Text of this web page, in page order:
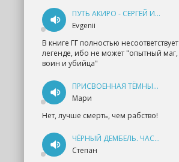
ПУТЬ АКИРО - СЕРГЕЙ ИЗМАЙЛОВ
Evgenii
В книге ГГ полностью несоответствует
легенде, ибо не может "опытный маг,
воин и убийца"
ПРИСВОЕННАЯ ТЁМНЫМ. ПРОКЛЯТАЯ ЛЮБОВЬ - АННА ГЕРР
Мари
Нет, лучше смерть, чем рабство!
ЧЁРНЫЙ ДЕМБЕЛЬ. ЧАСТЬ 1 - АНДРЕЙ ФЕДИН
Степан